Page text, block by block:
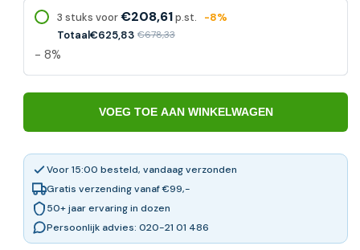
3 stuks voor€208,61p.st.
-8%
Totaal€625,83 €678,33
- 8%
VOEG TOE AAN WINKELWAGEN
Voor 15:00 besteld, vandaag verzonden
Gratis verzending vanaf €99,-
50+ jaar ervaring in dozen
Persoonlijk advies: 020-21 01 486